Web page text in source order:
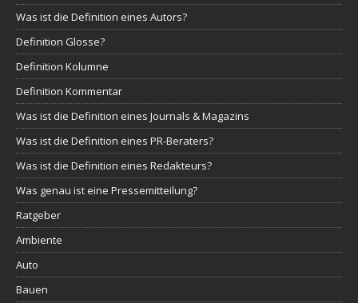
Was ist die Definition eines Autors?
Definition Glosse?
Definition Kolumne
Definition Kommentar
Was ist die Definition eines Journals & Magazins
Was ist die Definition eines PR-Beraters?
Was ist die Definition eines Redakteurs?
Was genau ist eine Pressemitteilung?
Ratgeber
Ambiente
Auto
Bauen